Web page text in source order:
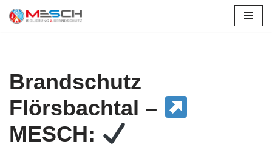
Brandschutz
Flörsbachtal –
MESCH: